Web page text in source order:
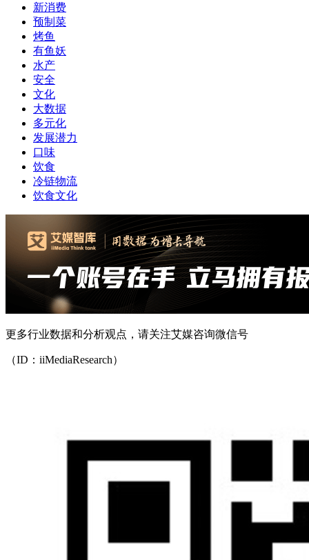
新消费
预制菜
烤鱼
有鱼妖
水产
安全
文化
大数据
多元化
发展潜力
口味
饮食
冷链物流
饮食文化
更多行业数据和分析观点，请关注艾媒咨询微信号
（ID：iiMediaResearch）